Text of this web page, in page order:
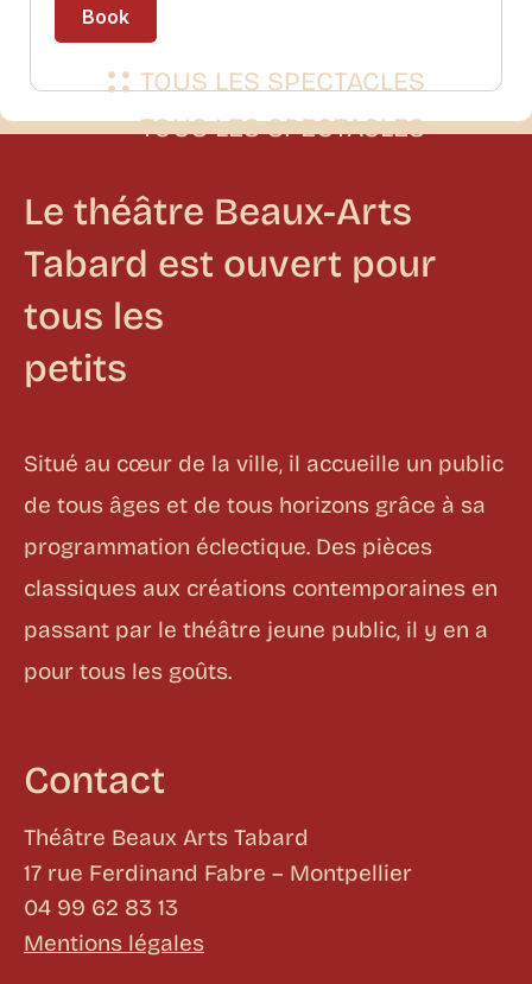
TOUS LES SPECTACLES
Le théâtre Beaux-Arts
Tabard est ouvert pour
tous les
petits
Situé au cœur de la ville, il accueille un public
de tous âges et de tous horizons grâce à sa
programmation éclectique. Des pièces
classiques aux créations contemporaines en
passant par le théâtre jeune public, il y en a
pour tous les goûts.
Contact
Théâtre Beaux Arts Tabard
17 rue Ferdinand Fabre – Montpellier
04 99 62 83 13
Mentions légales